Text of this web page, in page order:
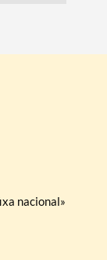
nacional»